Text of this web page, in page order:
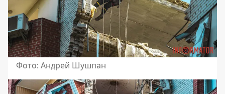
Фото: Андрей Шушпан